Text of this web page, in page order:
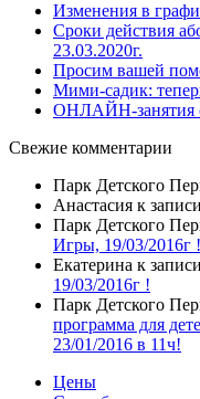
Изменения в
Сроки действия
23.03.2020г.
Просим вашей
Мими-садик:
ОНЛАЙН-занятия с
Свежие комментарии
Парк Детского
Анастасия к записи
Парк Детского
Игры, 19/03/2016г !
Екатерина к записи
19/03/2016г !
Парк Детского
программа для
23/01/2016 в 11ч!
Цены